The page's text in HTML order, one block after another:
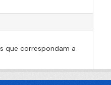
que correspondam a